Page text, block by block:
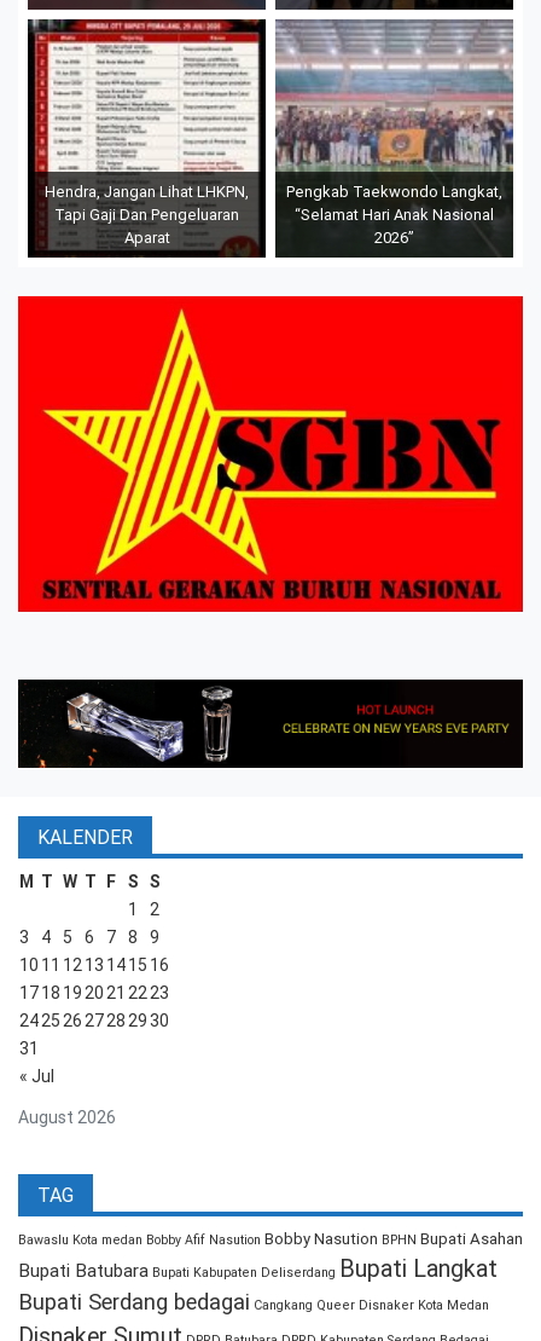
Hendra, Jangan Lihat LHKPN,
Tapi Gaji Dan Pengeluaran
Aparat
Pengkab Taekwondo Langkat,
“Selamat Hari Anak Nasional
2026”
KALENDER
August 2026
M T W T F S S
« Jul
1
2
3
4 5 6 7 8
9
10 11 1213 1415 16
1718 192021 2223
24252627282930
31
TAG
Bawaslu Kota medan Bobby Afif Nasution Bobby Nasution BPHN Bupati Asahan
Bupati Batubara Bupati Kabupaten Deliserdang Bupati Langkat
Bupati Serdang bedagai Cangkang Queer Disnaker Kota Medan